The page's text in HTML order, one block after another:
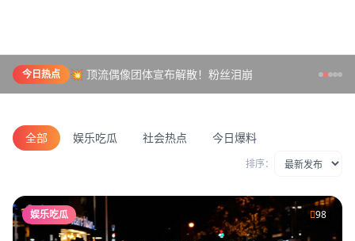
今日热点 💥 顶流偶像团体宣布解散！粉丝泪崩
全部 娱乐吃瓜 社会热点 今日爆料
排序：
娱乐吃瓜 98